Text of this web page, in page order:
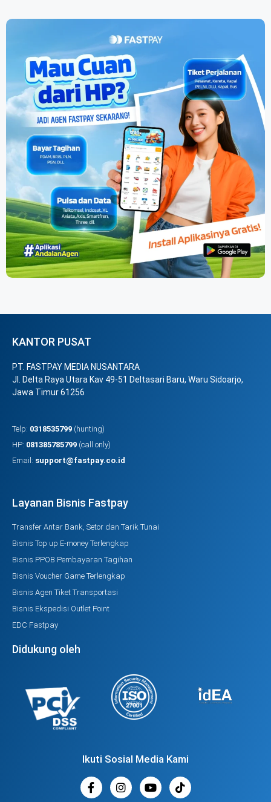
KANTOR PUSAT
PT. FASTPAY MEDIA NUSANTARA
Jl. Delta Raya Utara Kav 49-51 Deltasari Baru, Waru Sidoarjo,
Jawa Timur 61256
Telp: 0318535799 (hunting)
HP: 081385785799 (call only)
Email: support@fastpay.co.id
Layanan Bisnis Fastpay
Transfer Antar Bank, Setor dan Tarik Tunai
Bisnis Top up E-money Terlengkap
Bisnis PPOB Pembayaran Tagihan
Bisnis Voucher Game Terlengkap
Bisnis Agen Tiket Transportasi
Bisnis Ekspedisi Outlet Point
EDC Fastpay
Didukung oleh
Ikuti Sosial Media Kami